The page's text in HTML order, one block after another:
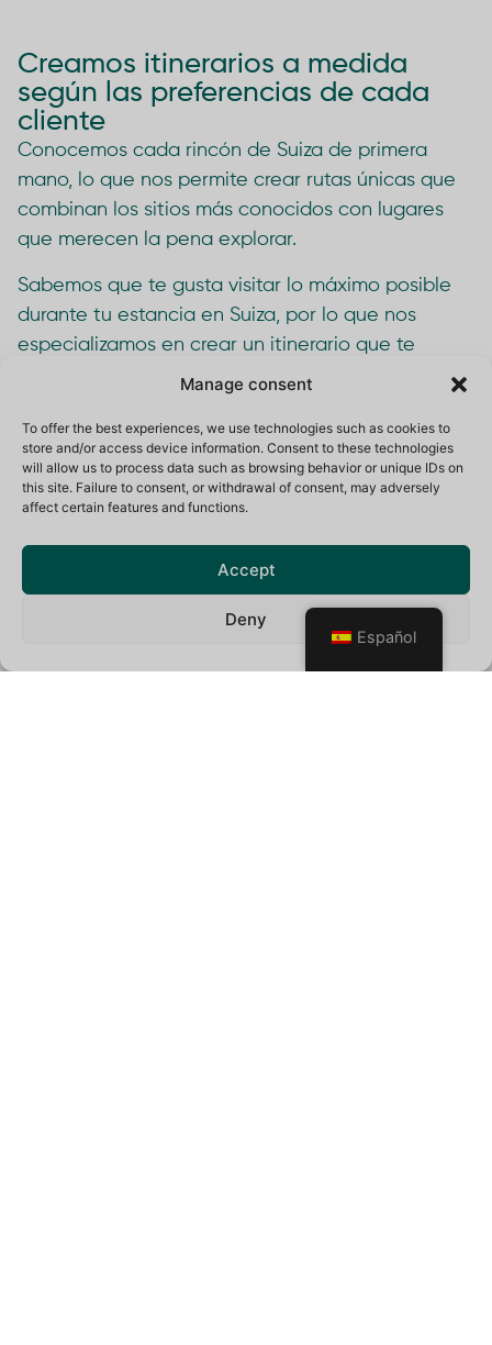
Manage consent
To offer the best experiences, we use technologies such as cookies to
store and/or access device information. Consent to these technologies
will allow us to process data such as browsing behavior or unique IDs on
this site. Failure to consent, or withdrawal of consent, may adversely
affect certain features and functions.
Accept
Deny
Creamos itinerarios a medida
según las preferencias de cada
cliente
Conocemos cada rincón de Suiza de primera
mano, lo que nos permite crear rutas únicas que
combinan los sitios más conocidos con lugares
que merecen la pena explorar.
Sabemos que te gusta visitar lo máximo posible
durante tu estancia en Suiza, por lo que nos
especializamos en crear un itinerario que te
permita optimizar tu tiempo de viaje para que
de deseos de la forma más eficiente posible.
Español